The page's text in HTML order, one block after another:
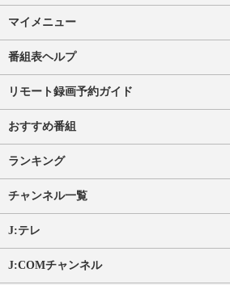
マイメニュー
番組表ヘルプ
リモート録画予約ガイド
おすすめ番組
ランキング
チャンネル一覧
J:テレ
J:COMチャンネル